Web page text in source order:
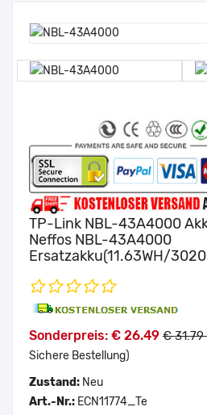
TP-Link NBL-43A4000
Neffos NBL-43A4000
Ersatzakku(11.63WH/
Sonderpreis: € 26.49 € 31.79
Sichere Bestellung)
Zustand: Neu
Art.-Nr.: ECN11774_Te